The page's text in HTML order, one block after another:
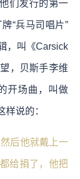
们发行的第一
“兵马司唱片”
，叫《Carsick
，贝斯手李维
开场曲，叫做
样说的：
后他就戴上一
给捐了，他把